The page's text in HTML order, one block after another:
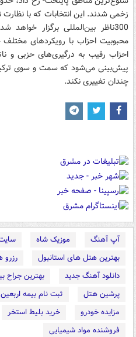
زخمی شدند. این انتخابات که با
300ناظر بین‌المللی برگزار
محبوبیت احزاب با رویکردهای
احزاب رقیب به درگیری‌های حزبی و
پیش‌بینی می‌شود که سمت و سوی
چندان تغییری نکند.
آپ آهنگ موزیک شاه
بهترین هتل های استانبول
رزرو
دانلود آهنگ جدید
بهترین جراح
پرشین هتل
ثبت نام بیمه اربعین
مزایده خودرو
خرید بلیط استخر
فروشنده مواد شیمیایی